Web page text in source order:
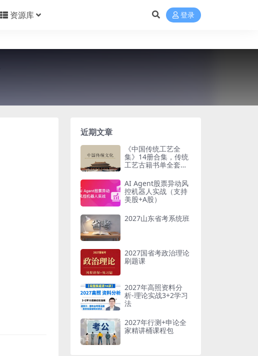
资源库 登录
近期文章
《中国传统工艺全
集》14册合集，传统
工艺古籍书单全套梳
AI Agent股票异动风
控机器人实战（支持
美股+A股）
2027山东省考系统班
2027国省考政治理论
刷题课
2027年高照资料分
析-理论实战3+2学习
法
2027年行测+申论全
家精讲桶课程包